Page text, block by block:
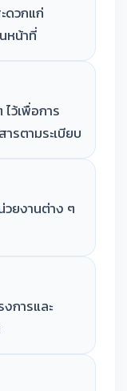
ดวกแก่
หน้าที่
ว้เพื่อการ
รตามระเบียบ
วยงานต่าง ๆ
การและ